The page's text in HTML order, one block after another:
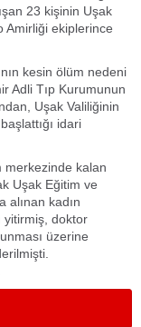
23 kişinin Uşak
Amirliği ekiplerince
kesin ölüm nedeni
Adli Tıp Kurumunun
Uşak Valiliğinin
idari
merkezinde kalan
Uşak Eğitim ve
alınan kadın
yitirmiş, doktor
üzerine